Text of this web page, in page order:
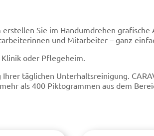
Sie im Handumdrehen grafische
und Mitarbeiter – ganz
oder Pflegeheim.
täglichen Unterhaltsreinigung.
als 400 Piktogrammen aus dem